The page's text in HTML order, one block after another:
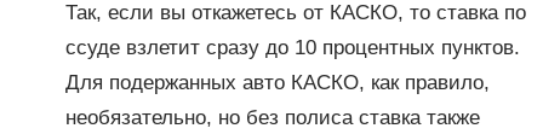
Так, если вы откажетесь от КАСКО, то ставка по
ссуде взлетит сразу до 10 процентных пунктов.
Для подержанных авто КАСКО, как правило,
необязательно, но без полиса ставка также